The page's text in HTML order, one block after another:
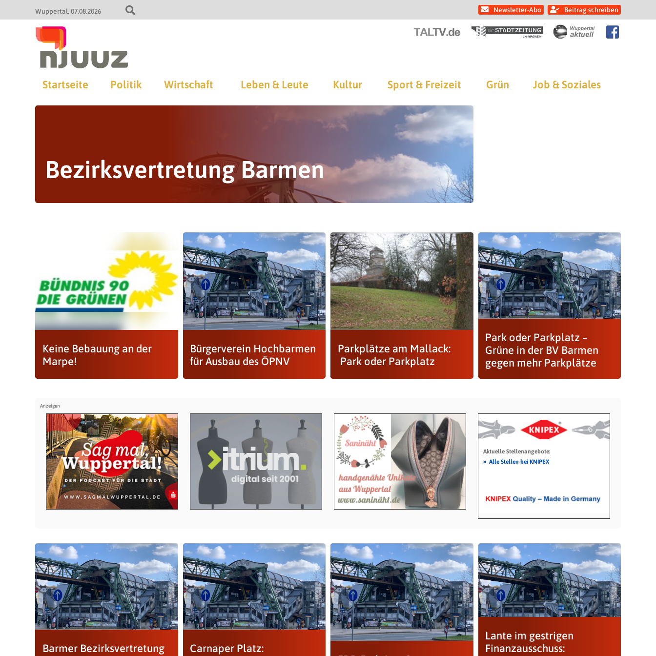
Wuppertal 07.08.2026 Newsletter-Abo Beitrag schreiben
Startseite Politik Wirtschaft Leben & Leute Kultur Sport & Freizeit Grün Job & Soziales
Bezirksvertretung Barmen
Keine Bebauung an der
Marpe!
Bürgerverein Hochbarmen
für Ausbau des ÖPNV
Parkplätze am Mallack:
Park oder Parkplatz
Park oder Parkplatz –
Grüne in der BV Barmen
gegen mehr Parkplätze
Aktuelle Stellenangebote:
» Alle Stellen bei KNIPEX
Barmer Bezirksvertretung
Carnaper Platz:
Lante im gestrigen
Finanzausschuss: